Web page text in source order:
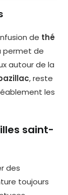
de thé
permet de
autour de la
, reste
les
saint-
des
toujours